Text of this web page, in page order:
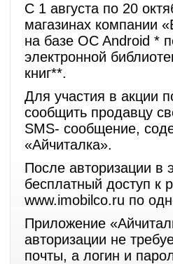
С 1 августа по 20
магазинах компании
на базе OC Android *
электронной
книг**.
Для участия в акции
сообщить продавцу
SMS- сообщение,
«Айчиталка».
После авторизации в
бесплатный доступ к
www.imobilco.ru по
Приложение
авторизации не
почты, а логин и